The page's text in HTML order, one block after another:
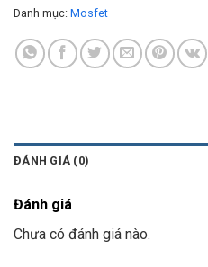
Danh mục: Mosfet
ĐÁNH GIÁ (0)
Đánh giá
Chưa có đánh giá nào.